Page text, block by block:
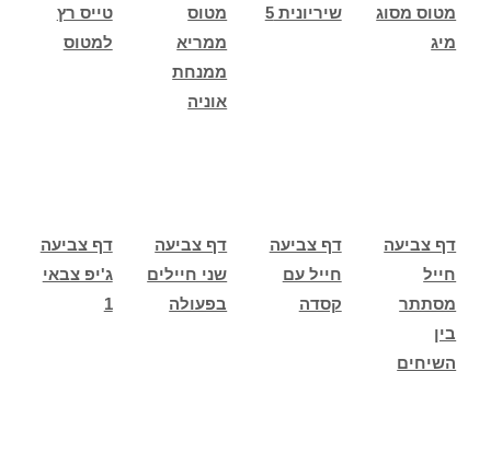
טייס רץ
למטוס
מטוס
ממריא
ממנחת
אוניה
שיריונית 5
מטוס מסוג
מיג
דף צביעה
ג'יפ צבאי
1
דף צביעה
שני חיילים
בפעולה
דף צביעה
חייל עם
קסדה
דף צביעה
חייל
מסתתר
בין
השיחים